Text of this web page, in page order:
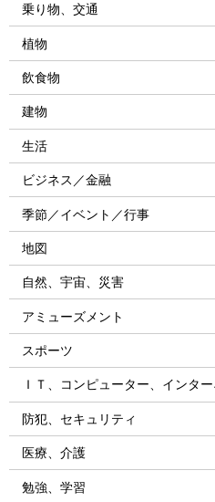
乗り物、交通
植物
飲食物
建物
生活
ビジネス／金融
季節／イベント／行事
地図
自然、宇宙、災害
アミューズメント
スポーツ
ＩＴ、コンピューター、インタ
防犯、セキュリティ
医療、介護
勉強、学習